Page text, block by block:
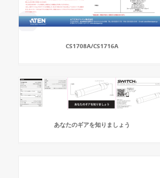
CS1708A/CS1716A
あなたのギアを知りましょう